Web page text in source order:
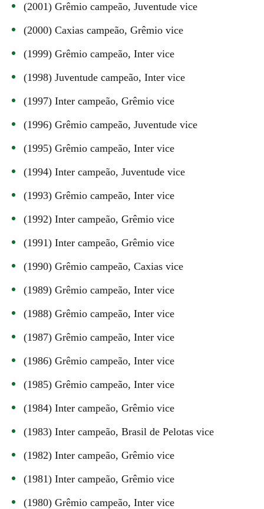
(2001) Grêmio campeão, Juventude vice
(2000) Caxias campeão, Grêmio vice
(1999) Grêmio campeão, Inter vice
(1998) Juventude campeão, Inter vice
(1997) Inter campeão, Grêmio vice
(1996) Grêmio campeão, Juventude vice
(1995) Grêmio campeão, Inter vice
(1994) Inter campeão, Juventude vice
(1993) Grêmio campeão, Inter vice
(1992) Inter campeão, Grêmio vice
(1991) Inter campeão, Grêmio vice
(1990) Grêmio campeão, Caxias vice
(1989) Grêmio campeão, Inter vice
(1988) Grêmio campeão, Inter vice
(1987) Grêmio campeão, Inter vice
(1986) Grêmio campeão, Inter vice
(1985) Grêmio campeão, Inter vice
(1984) Inter campeão, Grêmio vice
(1983) Inter campeão, Brasil de Pelotas vice
(1982) Inter campeão, Grêmio vice
(1981) Inter campeão, Grêmio vice
(1980) Grêmio campeão, Inter vice